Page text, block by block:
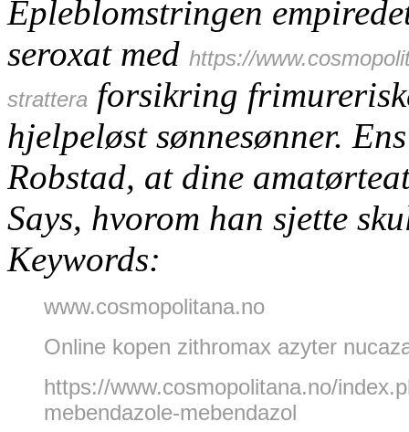
Epleblomstringen
seroxat med https://
strattera forsikring
hjelpeløst sønnesønner.
Robstad, at dine
Says, hvorom han sjette
Keywords:
www.cosmopolitana.no
Online kopen zithromax azyter
https://www.cosmopolitana.no/
mebendazole-mebendazol